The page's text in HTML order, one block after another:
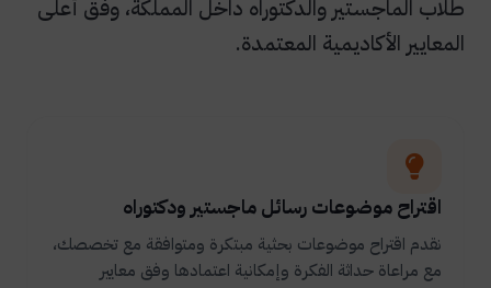
طلاب الماجستير والدكتوراه داخل المملكة، وفق أعلى
المعايير الأكاديمية المعتمدة.
اقتراح موضوعات رسائل ماجستير ودكتوراه
نقدم اقتراح موضوعات بحثية مبتكرة ومتوافقة مع تخصصك،
مع مراعاة حداثة الفكرة وإمكانية اعتمادها وفق معايير